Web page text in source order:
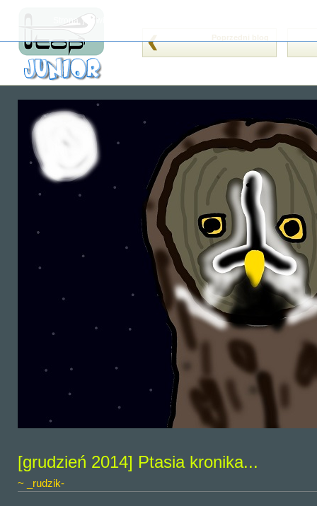
Strona, jak wiele innych, wykorzystuje cookies (tzw. ciasteczka).
[grudzień 2014] Ptasia kronika...
~ _rudzik-